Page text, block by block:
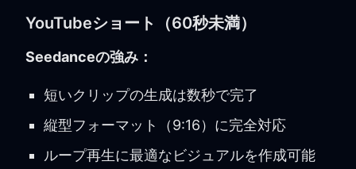
YouTubeショート（60秒未満）
Seedanceの強み：
短いクリップの生成は数秒で完了
縦型フォーマット（9:16）に完全対応
ループ再生に最適なビジュアルを作成可能